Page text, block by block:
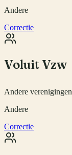
Andere
Correctie
Voluit Vzw
Andere verenigingen
Andere
Correctie